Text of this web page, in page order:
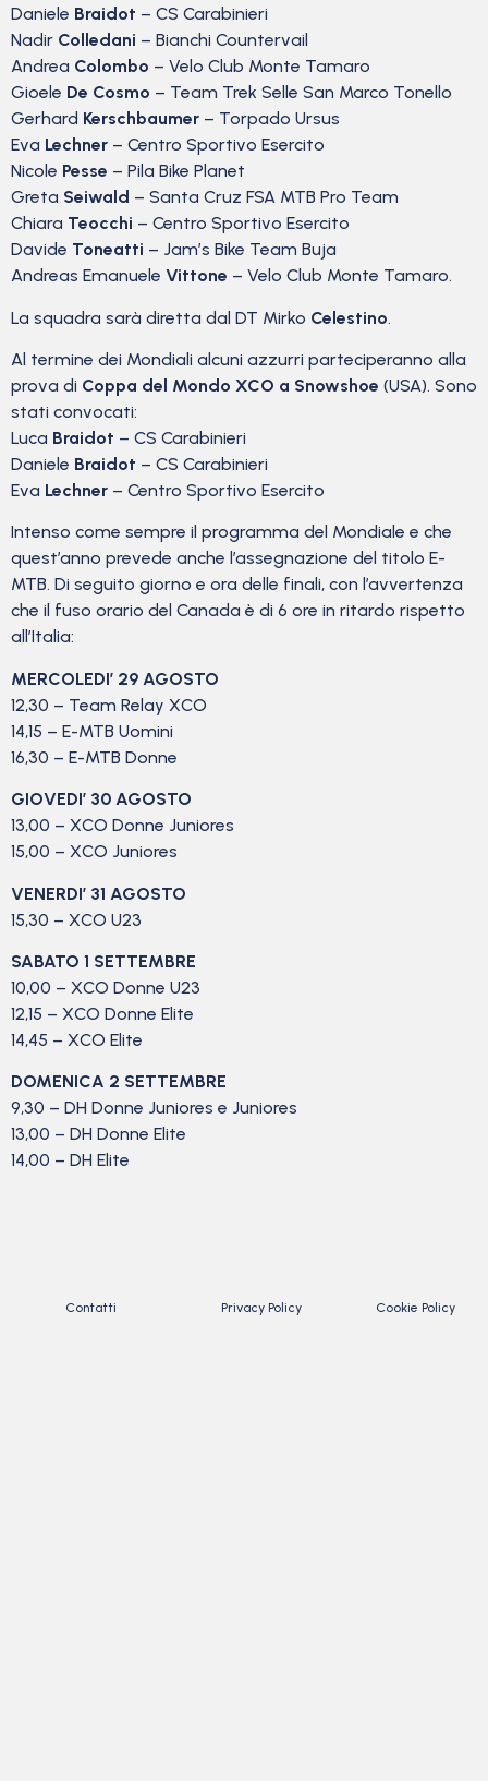
Daniele Braidot – CS Carabinieri
Nadir Colledani – Bianchi Countervail
Andrea Colombo – Velo Club Monte Tamaro
Gioele De Cosmo – Team Trek Selle San Marco Tonello
Gerhard Kerschbaumer – Torpado Ursus
Eva Lechner – Centro Sportivo Esercito
Nicole Pesse – Pila Bike Planet
Greta Seiwald – Santa Cruz FSA MTB Pro Team
Chiara Teocchi – Centro Sportivo Esercito
Davide Toneatti – Jam’s Bike Team Buja
Andreas Emanuele Vittone – Velo Club Monte Tamaro.
La squadra sarà diretta dal DT Mirko Celestino.
Al termine dei Mondiali alcuni azzurri parteciperanno alla
prova di Coppa del Mondo XCO a Snowshoe (USA). Sono
stati convocati:
Luca Braidot – CS Carabinieri
Daniele Braidot – CS Carabinieri
Eva Lechner – Centro Sportivo Esercito
Intenso come sempre il programma del Mondiale e che
quest’anno prevede anche l’assegnazione del titolo E-
MTB. Di seguito giorno e ora delle finali, con l’avvertenza
che il fuso orario del Canada è di 6 ore in ritardo rispetto
all’Italia:
MERCOLEDI’ 29 AGOSTO
12,30 – Team Relay XCO
14,15 – E-MTB Uomini
16,30 – E-MTB Donne
GIOVEDI’ 30 AGOSTO
13,00 – XCO Donne Juniores
15,00 – XCO Juniores
VENERDI’ 31 AGOSTO
15,30 – XCO U23
SABATO 1 SETTEMBRE
10,00 – XCO Donne U23
12,15 – XCO Donne Elite
14,45 – XCO Elite
DOMENICA 2 SETTEMBRE
9,30 – DH Donne Juniores e Juniores
13,00 – DH Donne Elite
14,00 – DH Elite
Contatti Privacy Policy Cookie Policy